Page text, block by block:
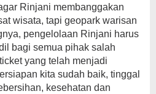
Rinjani membanggakan
wisata, tapi geopark warisan
pengelolaan Rinjani harus
bagi semua pihak salah
yang telah menjadi
kita sudah baik, tinggal
kesehatan dan